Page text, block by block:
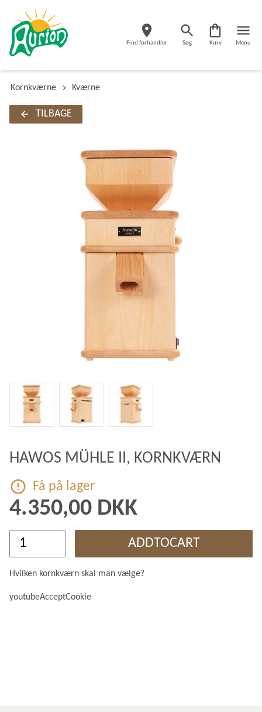
Find forhandler Søg Kurv Menu
Kornkværne Kværne
TILBAGE
HAWOS MÜHLE II, KORNKVÆRN
Få på lager
4.350,00 DKK
ADDTOCART
Hvilken kornkværn skal man vælge?
youtubeAcceptCookie